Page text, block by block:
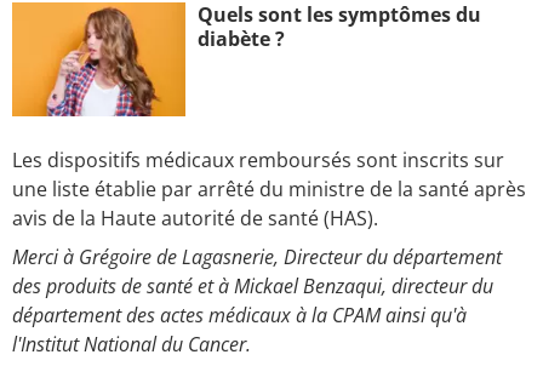
Quels sont les symptômes du
diabète ?
Les dispositifs médicaux remboursés sont inscrits sur
une liste établie par arrêté du ministre de la santé après
avis de la Haute autorité de santé (HAS).
Merci à Grégoire de Lagasnerie, Directeur du département
des produits de santé et à Mickael Benzaqui, directeur du
département des actes médicaux à la CPAM ainsi qu'à
l'Institut National du Cancer.